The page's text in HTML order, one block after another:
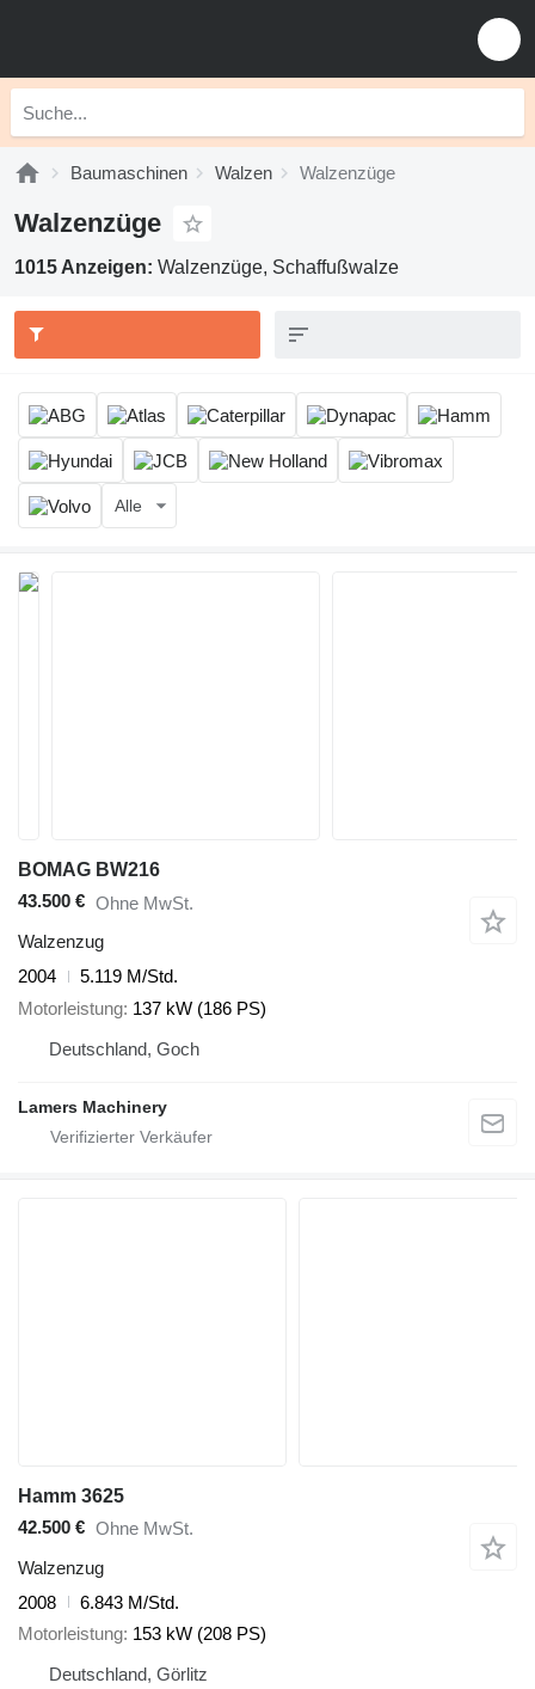
Baumaschinen Walzen Walzenzüge
Walzenzüge
1015 Anzeigen: Walzenzüge, Schaffußwalze
Alle
BOMAG BW216
43.500 € Ohne MwSt.
Walzenzug
2004
5.119 M/Std.
Motorleistung 137 kW (186 PS)
Deutschland, Goch
Lamers Machinery
Hamm 3625
42.500 € Ohne MwSt.
Walzenzug
2008
6.843 M/Std.
Motorleistung 153 kW (208 PS)
Deutschland, Görlitz